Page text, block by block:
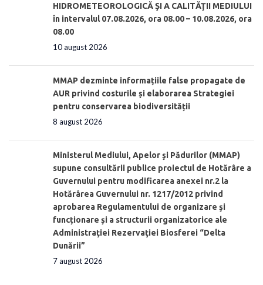
HIDROMETEOROLOGICĂ ŞI A CALITĂŢII MEDIULUI
în intervalul 07.08.2026, ora 08.00 – 10.08.2026, ora
08.00
10 august 2026
MMAP dezminte informațiile false propagate de
AUR privind costurile și elaborarea Strategiei
pentru conservarea biodiversității
8 august 2026
Ministerul Mediului, Apelor şi Pădurilor (MMAP)
supune consultării publice proiectul de Hotărâre a
Guvernului pentru modificarea anexei nr.2 la
Hotărârea Guvernului nr. 1217/2012 privind
aprobarea Regulamentului de organizare şi
funcționare și a structurii organizatorice ale
Administraţiei Rezervaţiei Biosferei “Delta
Dunării”
7 august 2026